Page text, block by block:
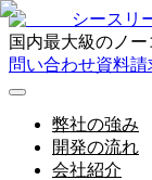
シースリ
国内最大級のノー
問い合わせ資料請
弊社の強み
開発の流れ
会社紹介